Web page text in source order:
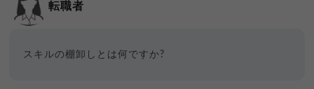
転職者
スキルの棚卸しとは何ですか?